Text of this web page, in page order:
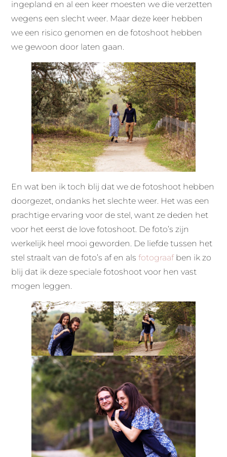
ingepland en al een keer moesten we die verzetten
wegens een slecht weer. Maar deze keer hebben
we een risico genomen en de fotoshoot hebben
we gewoon door laten gaan.
En wat ben ik toch blij dat we de fotoshoot hebben
doorgezet, ondanks het slechte weer. Het was een
prachtige ervaring voor de stel, want ze deden het
voor het eerst de love fotoshoot. De foto’s zijn
werkelijk heel mooi geworden. De liefde tussen het
stel straalt van de foto’s af en alsfotograafben ik zo
blij dat ik deze speciale fotoshoot voor hen vast
mogen leggen.